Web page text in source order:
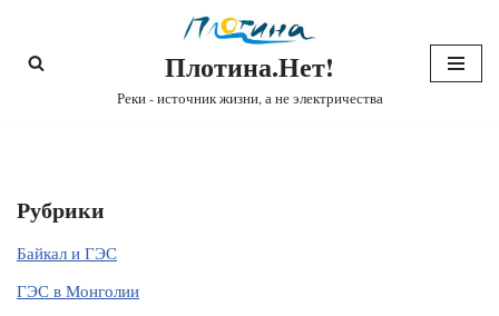
Перейти
Плотина.Нет!
Реки - источник жизни, а не электричества
Рубрики
Байкал и ГЭС
ГЭС в Монголии